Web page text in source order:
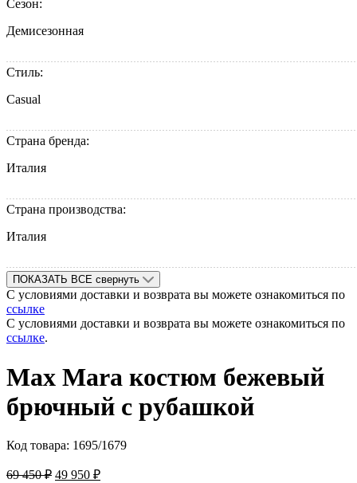
Сезон:
Демисезонная
Стиль:
Casual
Страна бренда:
Италия
Страна производства:
Италия
ПОКАЗАТЬ ВСЕ свернуть
С условиями доставки и возврата вы можете ознакомиться по
ссылке
С условиями доставки и возврата вы можете ознакомиться по
ссылке.
Max Mara костюм бежевый
брючный с рубашкой
Код товара: 1695/1679
69 450₽ 49 950 ₽